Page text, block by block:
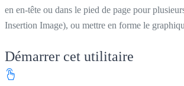
en en-tête ou dans le pied de page pour
Insertion Image), ou mettre en forme le
Démarrer cet utilitaire